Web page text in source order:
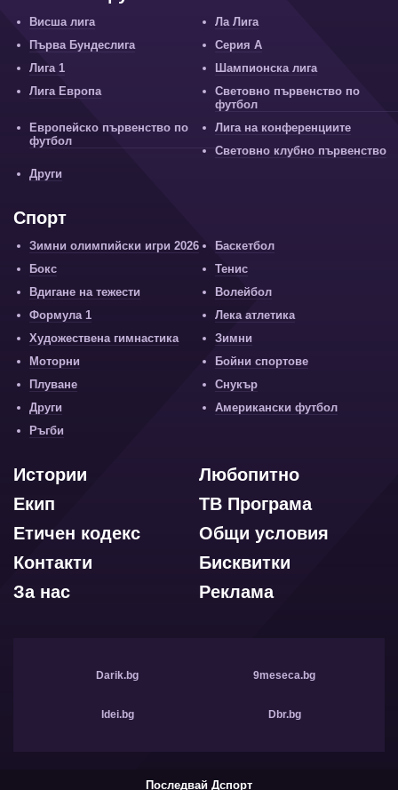
Висша лига
Ла Лига
Първа Бундеслига
Серия А
Лига 1
Шампионска лига
Лига Европа
Световно първенство по
футбол
Европейско първенство по
футбол
Лига на конференциите
Световно клубно първенство
Други
Спорт
Зимни олимпийски игри 2026
Баскетбол
Бокс
Тенис
Вдигане на тежести
Волейбол
Формула 1
Лека атлетика
Художествена гимнастика
Зимни
Моторни
Бойни спортове
Плуване
Снукър
Други
Американски футбол
Ръгби
Любопитно
Истории
ТВ Програма
Екип
Общи условия
Етичен кодекс
Бисквитки
Контакти
Реклама
За нас
Darik.bg 9meseca.bg
Idei.bg Dbr.bg
Последвай Дспорт